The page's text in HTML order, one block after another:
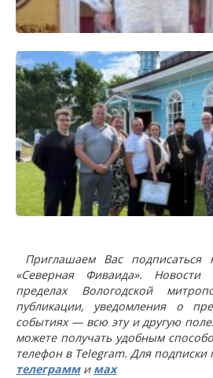
Приглашаем Вас подписаться
«Северная Фиваида».
пределах Вологодской
публикации, уведомления о
событиях — всю эту и другую
можете получать удобным
телефон в Telegram. Для подписки
телеграмми мах